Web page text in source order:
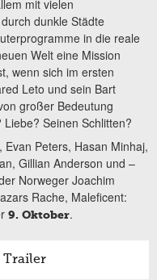
mit vielen
dunkle Städte
in die reale
Welt eine Mission
wenn sich im ersten
Leto und sein Bart
großer Bedeutung
Seinen Schlitten?
Peters, Hasan Minhaj,
Gillian Anderson und –
Norweger Joachim
Rache, Maleficent:
9. Oktober.
Trailer